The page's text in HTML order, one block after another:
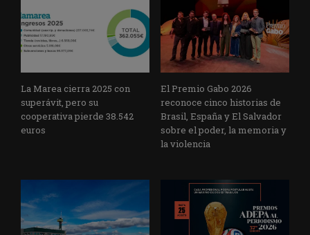
La Marea cierra 2025 con
superávit, pero su
cooperativa pierde 38.542
euros
El Premio Gabo 2026
reconoce cinco historias de
Brasil, España y El Salvador
sobre el poder, la memoria y
la violencia